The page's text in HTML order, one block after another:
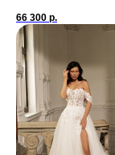
66 300 р.